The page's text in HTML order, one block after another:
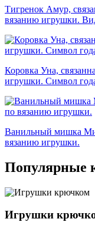
Тигренок Амур,
вязанию игрушки.
Коровка Уна,
игрушки. Символ
Ванильный мишка
вязанию игрушки.
Популярные
Игрушки